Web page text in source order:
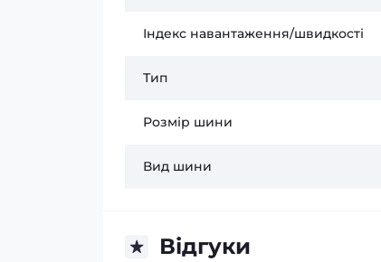
Індекс навантаження/швидкості
Тип
Розмір шини
Вид шини
Відгуки